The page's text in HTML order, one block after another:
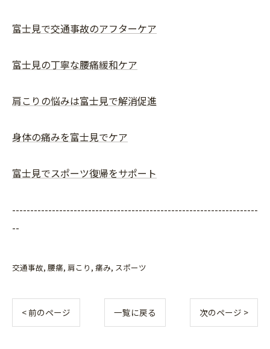
富士見で交通事故のアフターケア
富士見の丁寧な腰痛緩和ケア
肩こりの悩みは富士見で解消促進
身体の痛みを富士見でケア
富士見でスポーツ復帰をサポート
--------------------------------------------------------------------
--
交通事故 腰痛 肩こり 痛み スポーツ
< 前のページ 一覧に戻る 次のページ >